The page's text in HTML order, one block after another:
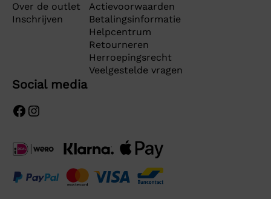
Over de outlet
Inschrijven
Actievoorwaarden
Betalingsinformatie
Helpcentrum
Retourneren
Herroepingsrecht
Veelgestelde vragen
Social media
Facebook